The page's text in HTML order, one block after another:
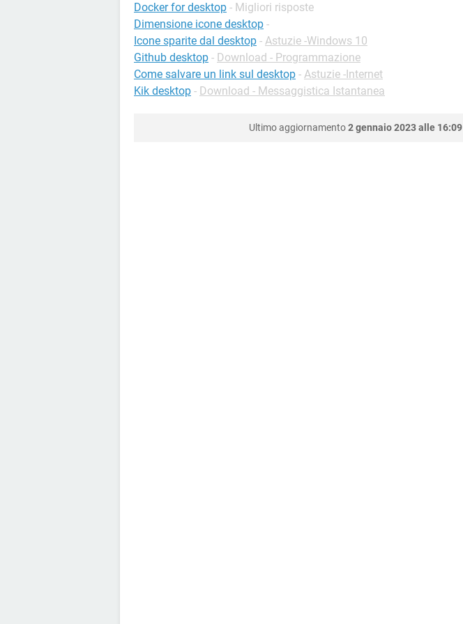
Docker for desktop - Migliori risposte
Dimensione icone desktop -
Icone sparite dal desktop - Astuzie -Windows 10
Github desktop - Download - Programmazione
Come salvare un link sul desktop - Astuzie -Internet
Kik desktop - Download - Messaggistica Istantanea
Ultimo aggiornamento2 gennaio 2023 alle 16:09